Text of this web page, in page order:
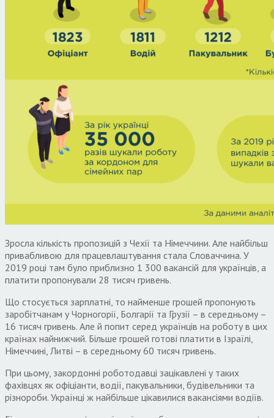
Зросла кількість пропозицій з Чехії та Німеччини. Але найбільш
привабливою для працевлаштування стала Словаччина. У
2019 році там було приблизно 1 300 вакансій для українців, а
платити пропонували 28 тисяч гривень.
Що стосується зарплатні, то найменше грошей пропонують
заробітчанам у Чорногорії, Болгарії та Грузії – в середньому –
16 тисяч гривень. Але й попит серед українців на роботу в цих
країнах найнижчий. Більше грошей готові платити в Ізраїлі,
Німеччині, Литві – в середньому 60 тисяч гривень.
При цьому, закордонні роботодавці зацікавлені у таких
фахівцях як офіціанти, водії, пакувальники, будівельники та
різнороби. Українці ж найбільше цікавилися вакансіями водіїв.